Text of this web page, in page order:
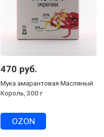
470 руб.
Мука амарантовая Масляный
Король, 300 г
OZON